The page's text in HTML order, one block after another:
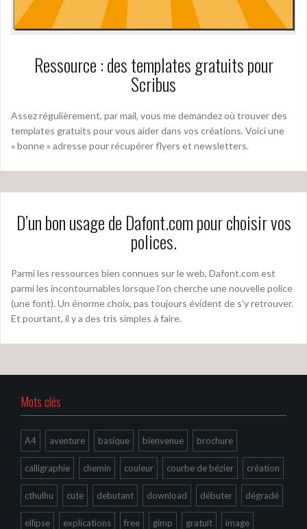
Ressource : des templates gratuits pour
Scribus
Assez régulièrement, par mail, vous me demandez où trouver des
templates gratuits pour vous aider dans vos créations. Voici une
« bonne » adresse pour récupérer flyers et newsletters.
D’un bon usage de Dafont.com pour choisir vos
polices.
Parmi les ressources bien connues sur le web, Dafont.com est
parmi les incontournables lorsque l’on cherche une nouvelle police
(une font). Un énorme choix, pas toujours évident de s’y retrouver.
Et pourtant, il y a des tris simples à faire.
Mots clés
A4 aventure basique bienvenue brochure
calligraphie chemin couleur courbe de bézier création
cthulhu cute debutant download débuter dégradé
ellipse explications free gimp gratuit image